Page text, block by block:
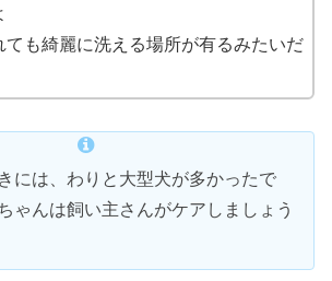
ても綺麗に洗える場所が有るみたいだ
には、わりと大型犬が多かったで
ゃんは飼い主さんがケアしましょう